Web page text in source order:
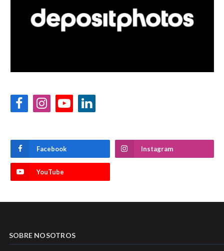
FacebookInstagramYouTubeLinkedIn
Facebook Instagram
YouTube
SOBRE NOSOTROS